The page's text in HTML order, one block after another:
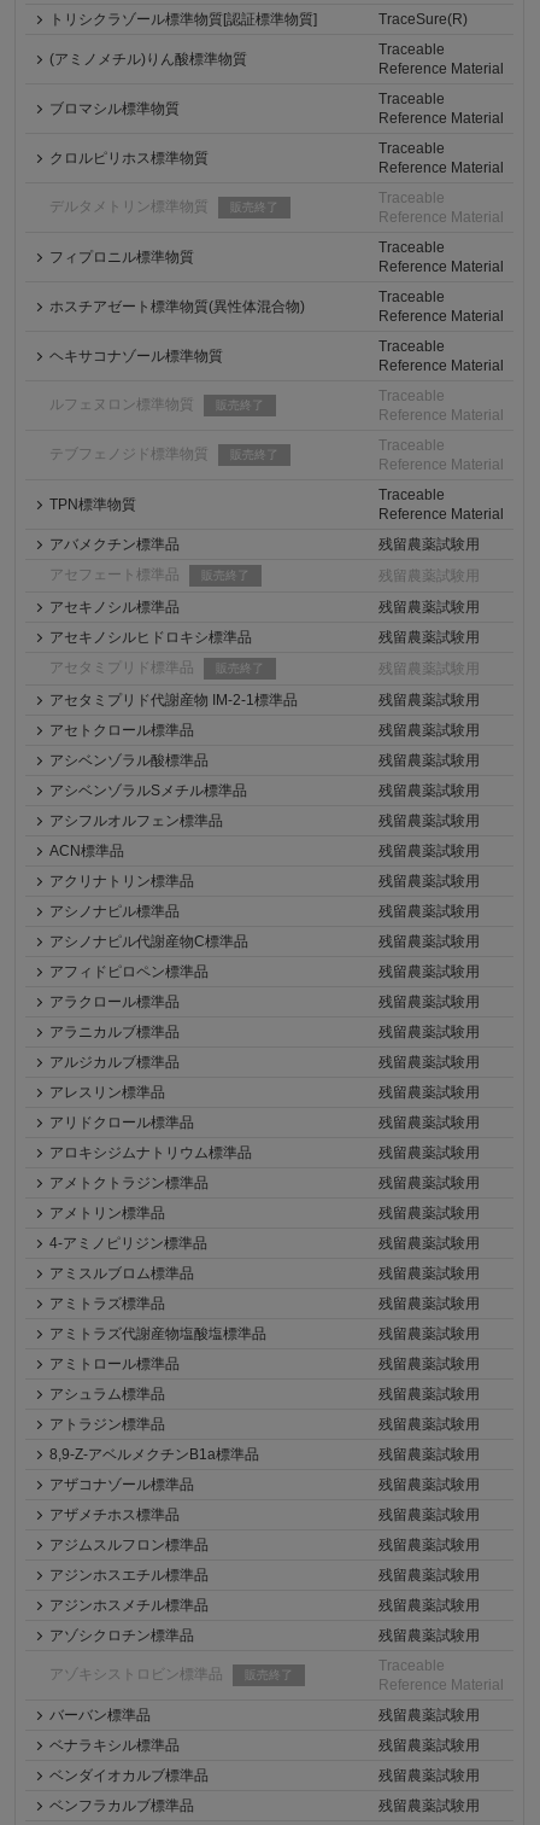
トリシクラゾール標準物質[認証標準物質] TraceSure(R)
(アミノメチル)りん酸標準物質
Traceable
Reference Material
ブロマシル標準物質
Traceable
Reference Material
クロルピリホス標準物質
Traceable
Reference Material
デルタメトリン標準物質 販売終了
Traceable
Reference Material
フィプロニル標準物質
Traceable
Reference Material
ホスチアゼート標準物質(異性体混合物)
Traceable
Reference Material
ヘキサコナゾール標準物質
Traceable
Reference Material
ルフェヌロン標準物質 販売終了
Traceable
Reference Material
テブフェノジド標準物質 販売終了
Traceable
Reference Material
TPN標準物質
Traceable
Reference Material
アバメクチン標準品
残留農薬試験用
アセフェート標準品
販売終了
残留農薬試験用
アセキノシル標準品
残留農薬試験用
アセキノシルヒドロキシ標準品
残留農薬試験用
アセタミプリド標準品
販売終了
残留農薬試験用
アセタミプリド代謝産物 IM-2-1標準品
残留農薬試験用
アセトクロール標準品
残留農薬試験用
アシベンゾラル酸標準品
残留農薬試験用
アシベンゾラルSメチル標準品
残留農薬試験用
アシフルオルフェン標準品
残留農薬試験用
ACN標準品
残留農薬試験用
アクリナトリン標準品
残留農薬試験用
アシノナピル標準品
残留農薬試験用
アシノナピル代謝産物C標準品
残留農薬試験用
アフィドピロペン標準品
残留農薬試験用
アラクロール標準品
残留農薬試験用
アラニカルブ標準品
残留農薬試験用
アルジカルブ標準品
残留農薬試験用
アレスリン標準品
残留農薬試験用
アリドクロール標準品
残留農薬試験用
アロキシジムナトリウム標準品
残留農薬試験用
アメトクトラジン標準品
残留農薬試験用
アメトリン標準品
残留農薬試験用
4-アミノピリジン標準品
残留農薬試験用
アミスルブロム標準品
残留農薬試験用
アミトラズ標準品
残留農薬試験用
アミトラズ代謝産物塩酸塩標準品
残留農薬試験用
アミトロール標準品
残留農薬試験用
アシュラム標準品
残留農薬試験用
アトラジン標準品
残留農薬試験用
8,9-Z-アベルメクチンB1a標準品
残留農薬試験用
アザコナゾール標準品
残留農薬試験用
アザメチホス標準品
残留農薬試験用
アジムスルフロン標準品
残留農薬試験用
アジンホスエチル標準品
残留農薬試験用
アジンホスメチル標準品
残留農薬試験用
アゾシクロチン標準品
残留農薬試験用
アゾキシストロビン標準品 販売終了
Traceable
Reference Material
バーバン標準品
残留農薬試験用
ベナラキシル標準品
残留農薬試験用
ベンダイオカルブ標準品
残留農薬試験用
ベンフラカルブ標準品
残留農薬試験用